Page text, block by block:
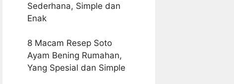
Sederhana, Simple dan
Enak
8 Macam Resep Soto
Ayam Bening Rumahan,
Yang Spesial dan Simple